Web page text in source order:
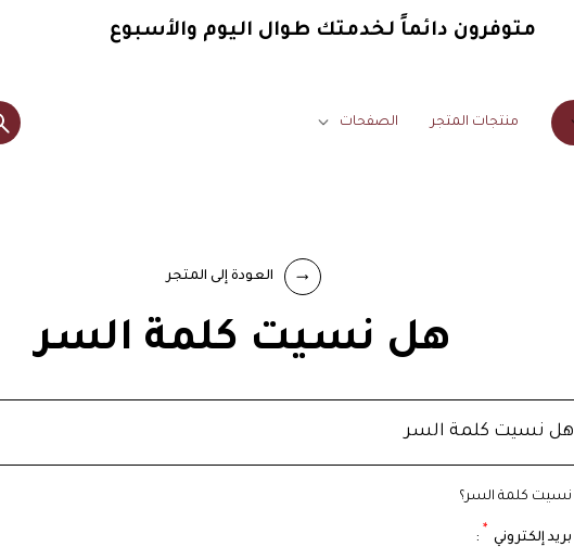
متوفرون دائماًلخدمتك طوال اليوم والأسبوع
منتجات المتجر الصفحات
العودة إلى المتجر
هل نسيت كلمة السر
هل نسيت كلمة السر
نسيت كلمة السر؟
بريد إلكتروني *
: